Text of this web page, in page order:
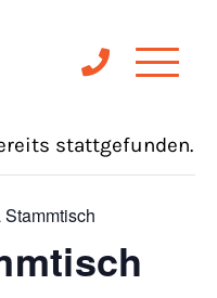
stattgefunden.